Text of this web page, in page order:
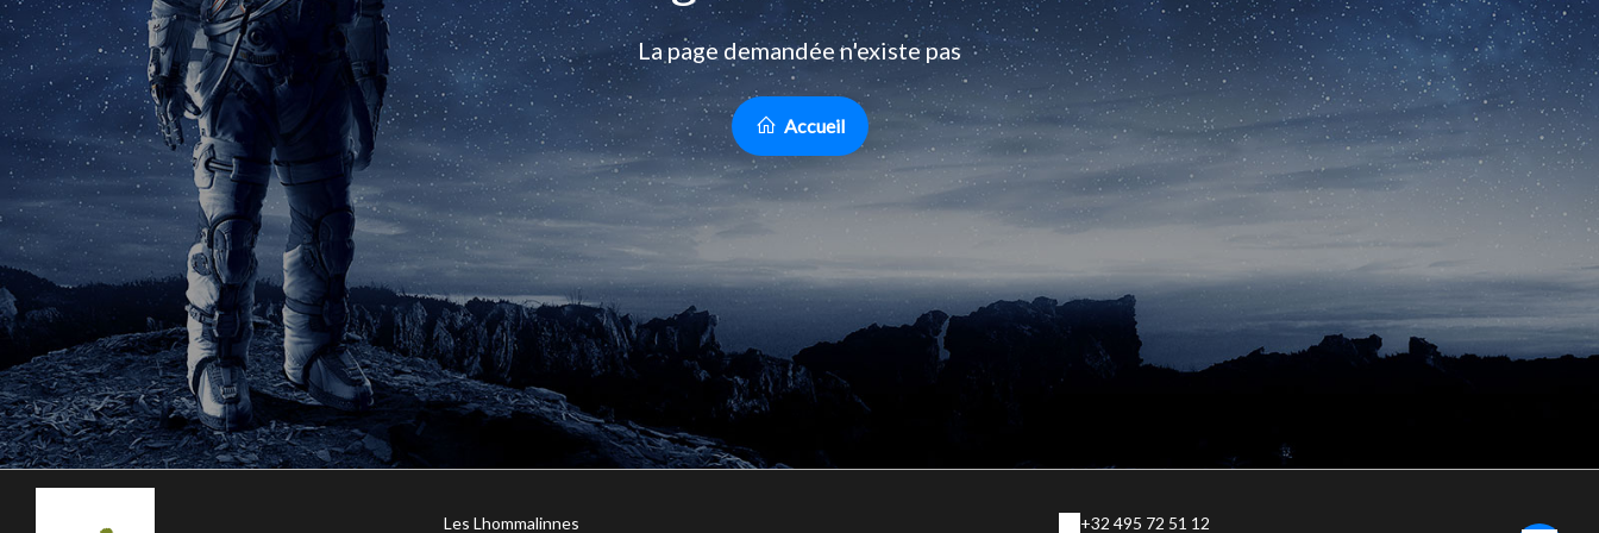
La page demandée n'existe pas
Accueil
Les Lhommalinnes +32 495 72 51 12